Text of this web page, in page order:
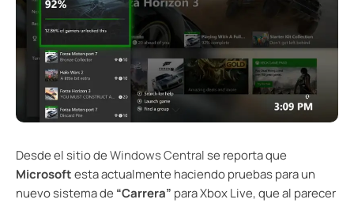
Desde el sitio deWindows Centralse reporta que
Microsoftesta actualmente haciendo pruebas para un
nuevo sistema de “Carrera” para Xbox Live, que al parecer